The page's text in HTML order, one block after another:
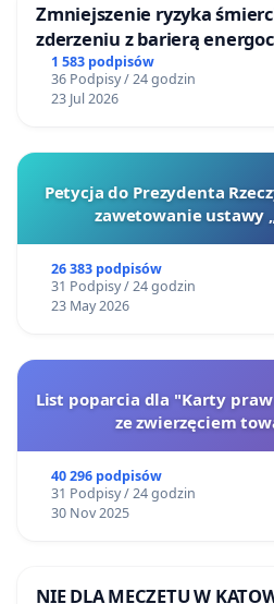
Zmniejszenie ryzyka
zderzeniu z barierą
1 583 podpisów
36 Podpisy / 24 godzin
23 Jul 2026
Petycja do Prezydenta
zawetowanie ustawy
26 383 podpisów
31 Podpisy / 24 godzin
23 May 2026
List poparcia dla "Karty
ze zwierzęciem
40 296 podpisów
31 Podpisy / 24 godzin
30 Nov 2025
NIE DLA MECZETU W